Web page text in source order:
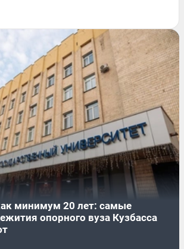
минимум 20 лет: самые
опорного вуза Кузбасса